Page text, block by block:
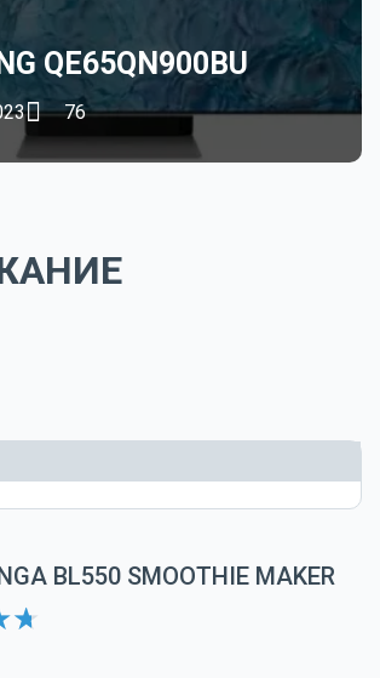
QE65QN900BU
76
BL550 SMOOTHIE MAKER